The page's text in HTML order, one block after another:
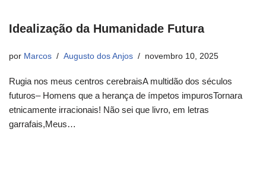
Idealização da Humanidade Futura
por Marcos Augusto dos Anjos novembro 10, 2025
Rugia nos meus centros cerebraisA multidão dos séculos
futuros– Homens que a herança de ímpetos impurosTornara
etnicamente irracionais! Não sei que livro, em letras
garrafais,Meus…